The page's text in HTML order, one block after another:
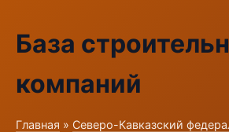
База
компаний
Главная » Северо-Кавказский